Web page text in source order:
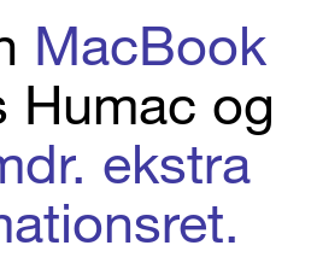
MacBook
Humac og
ekstra